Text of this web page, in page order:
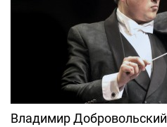
Владимир Добровольский